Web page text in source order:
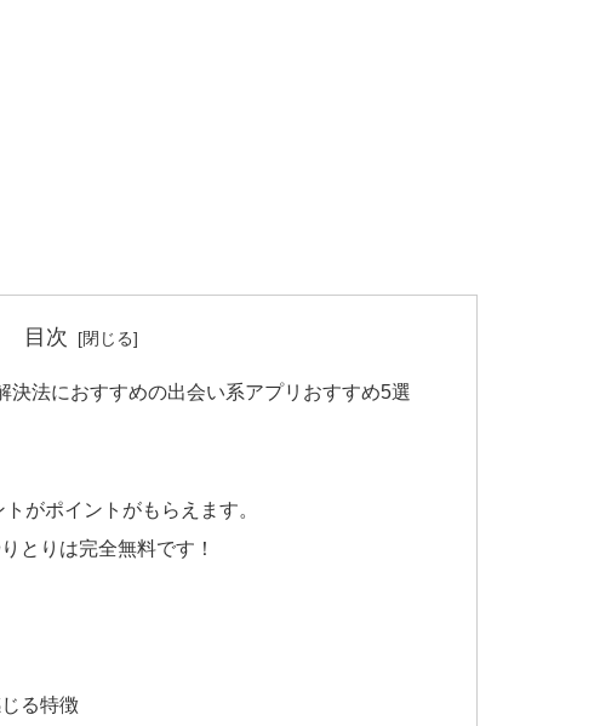
目次
決法におすすめの出会い系アプリおすすめ5選
がポイントがもらえます。
とりは完全無料です！
る特徴